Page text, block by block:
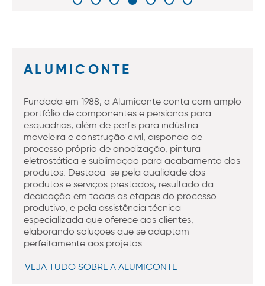
ALUMICONTE
Fundada em 1988, a Alumiconte conta com amplo
portfólio de componentes e persianas para
esquadrias, além de perfis para indústria
moveleira e construção civil, dispondo de
processo próprio de anodização, pintura
eletrostática e sublimação para acabamento dos
produtos. Destaca-se pela qualidade dos
produtos e serviços prestados, resultado da
dedicação em todas as etapas do processo
produtivo, e pela assistência técnica
especializada que oferece aos clientes,
elaborando soluções que se adaptam
perfeitamente aos projetos.
VEJA TUDO SOBRE A ALUMICONTE